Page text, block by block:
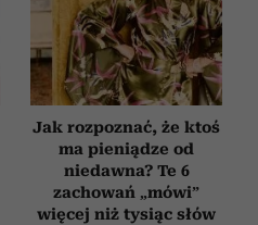
Jak rozpoznać, że ktoś
ma pieniądze od
niedawna? Te 6
zachowań „mówi”
więcej niż tysiąc słów